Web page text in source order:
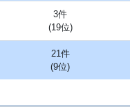
3件
(19位)
21件
(9位)